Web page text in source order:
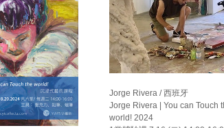
Jorge Rivera / 西班牙
Jorge Rivera | You can Touch
world! 2024